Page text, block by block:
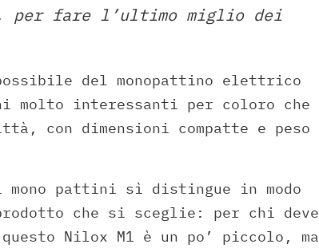
per fare l’ultimo miglio dei
del monopattino elettrico
molto interessanti per coloro che
con dimensioni compatte e peso
mono pattini sì distingue in modo
che si sceglie: per chi deve
Nilox M1 è un po’ piccolo, ma